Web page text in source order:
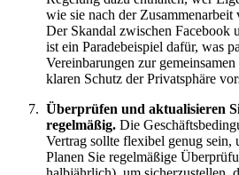
wie sie nach der
Der Skandal zwischen Facebook
ist ein Paradebeispiel dafür, was
Vereinbarungen zur
klaren Schutz der Privatsphäre
Überprüfen und aktualisieren
regelmäßig. Die
Vertrag sollte flexibel genug sein,
Planen Sie regelmäßige